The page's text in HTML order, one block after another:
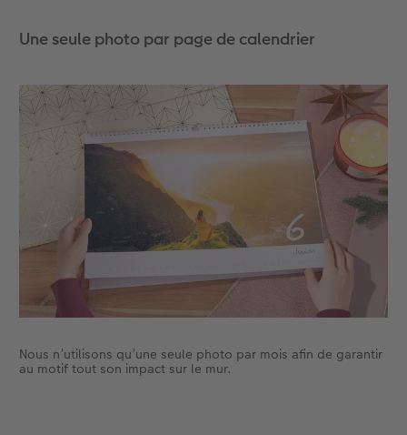
Une seule photo par page de calendrier
Nous n’utilisons qu’une seule photo par mois afin de garantir
au motif tout son impact sur le mur.